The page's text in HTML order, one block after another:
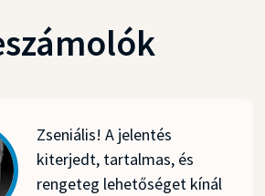
Zseniális! A jelentés
kiterjedt, tartalmas, és
rengeteg lehetőséget kínál